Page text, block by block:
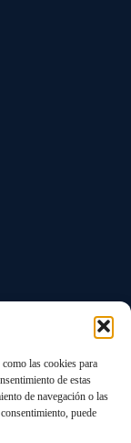
las cookies para
de estas
de navegación o las
puede